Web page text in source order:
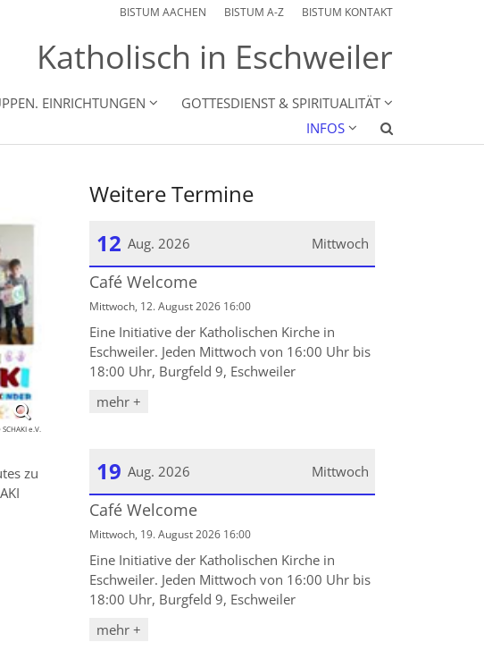
BISTUM AACHEN BISTUM A-Z BISTUM KONTAKT
Katholisch in Eschweiler
EINRICHTUNGEN
GOTTESDIENST & SPIRITUALITÄT
INFOS
e.V.
zu
Weitere Termine
Mittwoch
12 Aug. 2026
Datum: 12. August 2026
Café Welcome
Mittwoch, 12. August 2026 16:00
Eine Initiative der Katholischen Kirche in
Eschweiler. Jeden Mittwoch von 16:00 Uhr bis
18:00 Uhr, Burgfeld 9, Eschweiler
mehr +
Mittwoch
19 Aug. 2026
Datum: 19. August 2026
Café Welcome
Mittwoch, 19. August 2026 16:00
Eine Initiative der Katholischen Kirche in
Eschweiler. Jeden Mittwoch von 16:00 Uhr bis
18:00 Uhr, Burgfeld 9, Eschweiler
mehr +